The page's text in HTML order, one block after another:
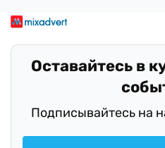
Оставайтесь в
Подписывайтесь на